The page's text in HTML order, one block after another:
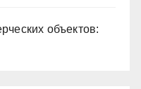
объектов: